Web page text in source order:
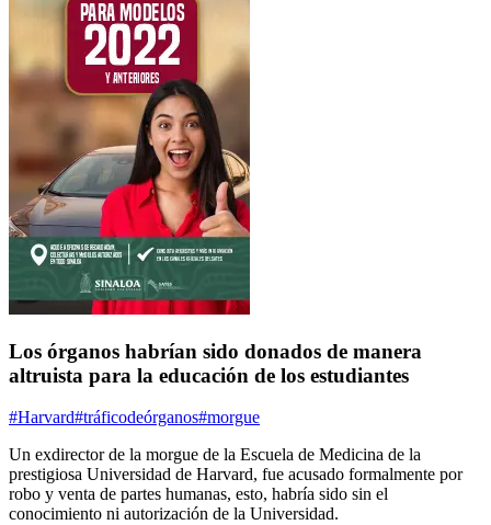
Los órganos habrían sido donados de manera
altruista para la educación de los estudiantes
#Harvard#tráficodeórganos#morgue
Un exdirector de la morgue de la Escuela de Medicina de la
prestigiosa Universidad de Harvard, fue acusado formalmente por
robo y venta de partes humanas, esto, habría sido sin el
conocimiento ni autorización de la Universidad.